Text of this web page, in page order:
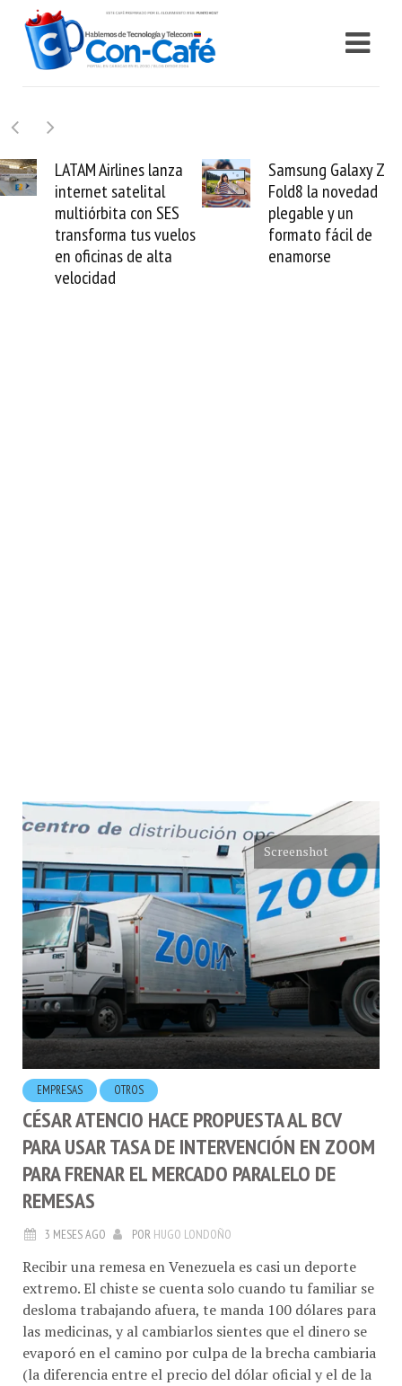
Samsung Galaxy Z
Fold8 la novedad
plegable y un
formato fácil de
enamorse
Cashea levanta 100
millones de dólares y
valida el crédito del
venezolano ante el
mundo
Screenshot
EMPRESAS OTROS
CÉSAR ATENCIO HACE PROPUESTA AL BCV
PARA USAR TASA DE INTERVENCIÓN EN ZOOM
PARA FRENAR EL MERCADO PARALELO DE
REMESAS
3 MESES AGO
Recibir una remesa en Venezuela es casi un deporte
extremo. El chiste se cuenta solo cuando tu familiar se
desloma trabajando afuera, te manda 100 dólares para
las medicinas, y al cambiarlos sientes que el dinero se
evaporó en el camino por culpa de la brecha cambiaria
(la diferencia entre el precio del dólar oficial y el de la
calle).